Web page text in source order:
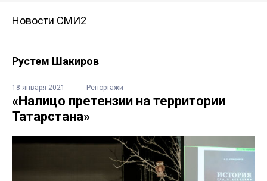
Новости СМИ2
Рустем Шакиров
18 января 2021 Репортажи
«Налицо претензии на территории
Татарстана»